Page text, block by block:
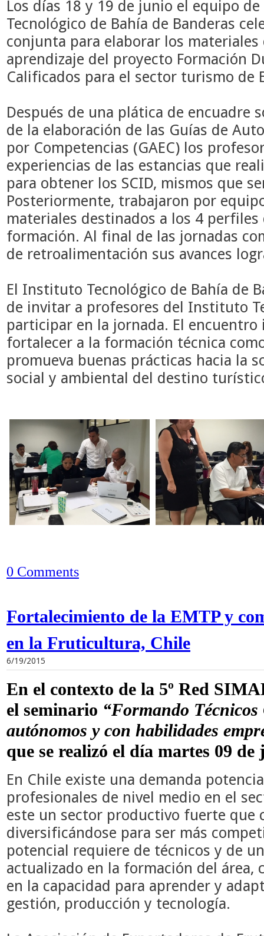
Los días 18 y 19 de junio el equipo
Tecnológico de Bahía de Banderas
conjunta para elaborar los
aprendizaje del proyecto Formación
Calificados para el sector turismo de
Después de una plática de encuadre
de la elaboración de las Guías de
por Competencias (GAEC) los
experiencias de las estancias que
para obtener los SCID, mismos que
Posteriormente, trabajaron por
materiales destinados a los 4
formación. Al final de las jornadas
de retroalimentación sus avances
El Instituto Tecnológico de Bahía de
de invitar a profesores del Instituto
participar en la jornada. El
fortalecer a la formación técnica
promueva buenas prácticas hacia la
social y ambiental del destino
0 Comments
Fortalecimiento de la EMTP y
en la Fruticultura, Chile
6/19/2015
En el contexto de la 5º Red
el seminario “Formando Técnicos
autónomos y con habilidades
que se realizó el día martes 09
En Chile existe una demanda
profesionales de nivel medio en el
este un sector productivo fuerte que
diversificándose para ser más
potencial requiere de técnicos y de
actualizado en la formación del
en la capacidad para aprender y
gestión, producción y tecnología.